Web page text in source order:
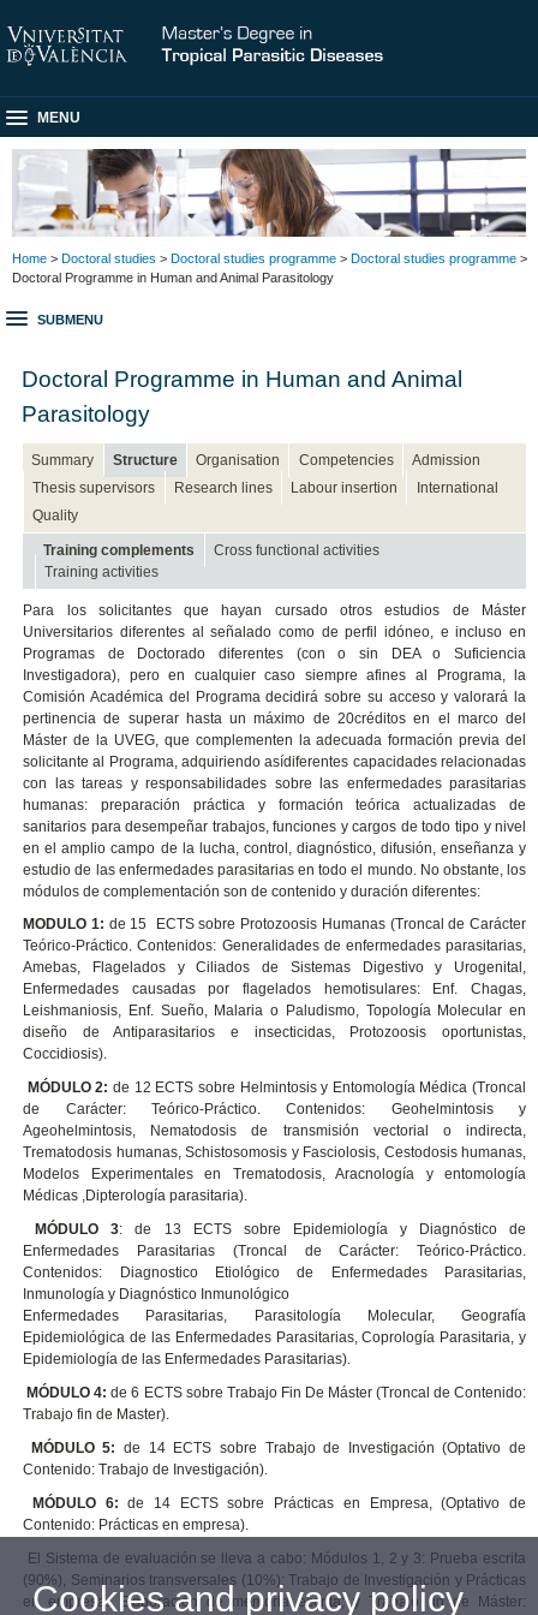
MENU
Home > Doctoral studies > Doctoral studies programme > Doctoral studies programme >
Doctoral Programme in Human and Animal Parasitology
SUBMENU
Doctoral Programme in Human and Animal
Parasitology
Summary Structure Organisation Competencies
Admission
Thesis supervisors
Research lines Labour insertion
International
Quality
Training complements
Cross functional activities
Training activities
Para los solicitantes que hayan cursado otros estudios de Máster
Universitarios diferentes al señalado como de perfil idóneo, e incluso en
Programas de Doctorado diferentes (con o sin DEA o Suficiencia
Investigadora), pero en cualquier caso siempre afines al Programa, la
Comisión Académica del Programa decidirá sobre su acceso y valorará la
pertinencia de superar hasta un máximo de 20créditos en el marco del
Máster de la UVEG, que complementen la adecuada formación previa del
solicitante al Programa, adquiriendo asídiferentes capacidades relacionadas
con las tareas y responsabilidades sobre las enfermedades parasitarias
humanas: preparación práctica y formación teórica actualizadas de
sanitarios para desempeñar trabajos, funciones y cargos de todo tipo y nivel
en el amplio campo de la lucha, control, diagnóstico, difusión, enseñanza y
estudio de las enfermedades parasitarias en todo el mundo. No obstante, los
módulos de complementación son de contenido y duración diferentes:
MODULO 1: de 15 ECTS sobre Protozoosis Humanas (Troncal de Carácter
Teórico-Práctico. Contenidos: Generalidades de enfermedades parasitarias,
Amebas, Flagelados y Ciliados de Sistemas Digestivo y Urogenital,
Enfermedades causadas por flagelados hemotisulares: Enf. Chagas,
Leishmaniosis, Enf. Sueño, Malaria o Paludismo, Topología Molecular en
diseño de Antiparasitarios e insecticidas, Protozoosis oportunistas,
Coccidiosis).
MÓDULO 2:de 12 ECTS sobre Helmintosis y Entomología Médica (Troncal
de Carácter: Teórico-Práctico. Contenidos: Geohelmintosis y
Ageohelmintosis, Nematodosis de transmisión vectorial o indirecta,
Trematodosis humanas, Schistosomosis y Fasciolosis, Cestodosis humanas,
Modelos Experimentales en Trematodosis, Aracnología y entomología
Médicas ,Dipterología parasitaria).
MÓDULO 3: de 13 ECTS sobre Epidemiología y Diagnóstico de
Enfermedades Parasitarias (Troncal de Carácter: Teórico-Práctico.
Contenidos: Diagnostico Etiológico de Enfermedades Parasitarias,
Inmunología y Diagnóstico Inmunológico
Enfermedades Parasitarias, Parasitología Molecular, Geografía
Epidemiológica de las Enfermedades Parasitarias, Coprología Parasitaria, y
Epidemiología de las Enfermedades Parasitarias).
MÓDULO 4:de 6 ECTS sobre Trabajo Fin De Máster (Troncal de Contenido:
Trabajo fin de Master).
MÓDULO 5: de 14 ECTS sobre Trabajo de Investigación (Optativo de
Contenido: Trabajo de Investigación).
MÓDULO 6: de 14 ECTS sobre Prácticas en Empresa, (Optativo de
Contenido: Prácticas en empresa).
El Sistema de evaluación se lleva a cabo: Módulos 1, 2 y 3: Prueba escrita
(90%), Seminarios transversales (10%); Trabajo de Investigación y Prácticas
en empresa: Elaboración de memoria escrita; y Trabajo fin de Máster:
Cookies and privacy policy